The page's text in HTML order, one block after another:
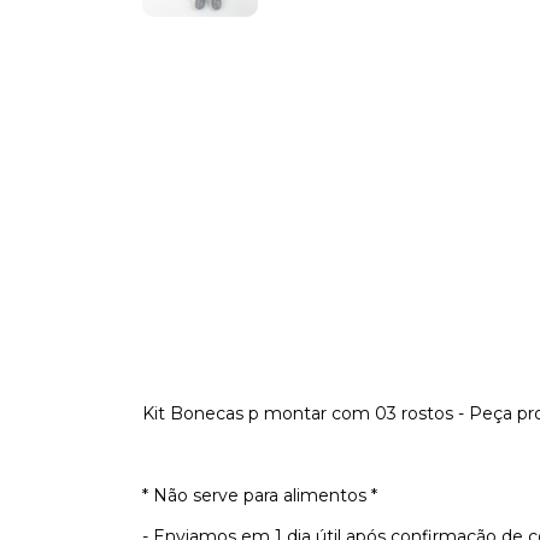
Kit Bonecas p montar com 03 rostos - Peça
* Não serve para alimentos *